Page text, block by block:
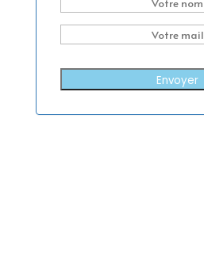
Envoyer